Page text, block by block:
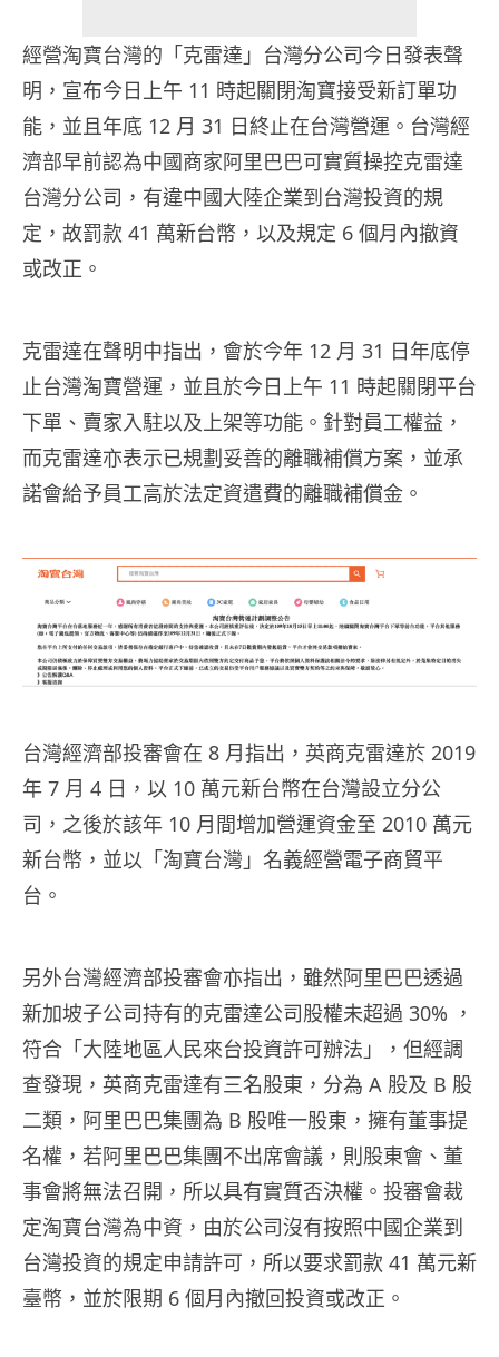
經營淘寶台灣的「克雷達」台灣分公司今日發表聲
明，宣布今日上午 11 時起關閉淘寶接受新訂單功
能，並且年底 12 月 31 日終止在台灣營運。台灣經
濟部早前認為中國商家阿里巴巴可實質操控克雷達
台灣分公司，有違中國大陸企業到台灣投資的規
定，故罰款 41 萬新台幣，以及規定 6 個月內撤資
或改正。
克雷達在聲明中指出，會於今年 12 月 31 日年底停
止台灣淘寶營運，並且於今日上午 11 時起關閉平台
下單、賣家入駐以及上架等功能。針對員工權益，
而克雷達亦表示已規劃妥善的離職補償方案，並承
諾會給予員工高於法定資遣費的離職補償金。
台灣經濟部投審會在 8 月指出，英商克雷達於 2019
年 7 月 4 日，以 10 萬元新台幣在台灣設立分公
司，之後於該年 10 月間增加營運資金至 2010 萬元
新台幣，並以「淘寶台灣」名義經營電子商貿平
台。
另外台灣經濟部投審會亦指出，雖然阿里巴巴透過
新加坡子公司持有的克雷達公司股權未超過 30% ，
符合「大陸地區人民來台投資許可辦法」，但經調
查發現，英商克雷達有三名股東，分為 A 股及 B 股
二類，阿里巴巴集團為 B 股唯一股東，擁有董事提
名權，若阿里巴巴集團不出席會議，則股東會、董
事會將無法召開，所以具有實質否決權。投審會裁
定淘寶台灣為中資，由於公司沒有按照中國企業到
台灣投資的規定申請許可，所以要求罰款 41 萬元新
臺幣，並於限期 6 個月內撤回投資或改正。